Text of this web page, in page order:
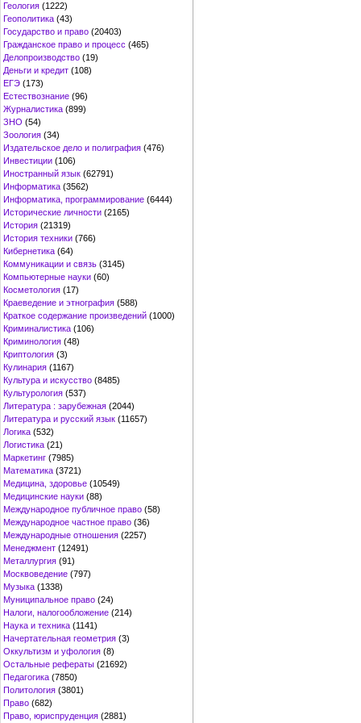
Геология (1222)
Геополитика (43)
Государство и право (20403)
Гражданское право и процесс (465)
Делопроизводство (19)
Деньги и кредит (108)
ЕГЭ (173)
Естествознание (96)
Журналистика (899)
ЗНО (54)
Зоология (34)
Издательское дело и полиграфия (476)
Инвестиции (106)
Иностранный язык (62791)
Информатика (3562)
Информатика, программирование (6444)
Исторические личности (2165)
История (21319)
История техники (766)
Кибернетика (64)
Коммуникации и связь (3145)
Компьютерные науки (60)
Косметология (17)
Краеведение и этнография (588)
Краткое содержание произведений (1000)
Криминалистика (106)
Криминология (48)
Криптология (3)
Кулинария (1167)
Культура и искусство (8485)
Культурология (537)
Литература : зарубежная (2044)
Литература и русский язык (11657)
Логика (532)
Логистика (21)
Маркетинг (7985)
Математика (3721)
Медицина, здоровье (10549)
Медицинские науки (88)
Международное публичное право (58)
Международное частное право (36)
Международные отношения (2257)
Менеджмент (12491)
Металлургия (91)
Москвоведение (797)
Музыка (1338)
Муниципальное право (24)
Налоги, налогообложение (214)
Наука и техника (1141)
Начертательная геометрия (3)
Оккультизм и уфология (8)
Остальные рефераты (21692)
Педагогика (7850)
Политология (3801)
Право (682)
Право, юриспруденция (2881)